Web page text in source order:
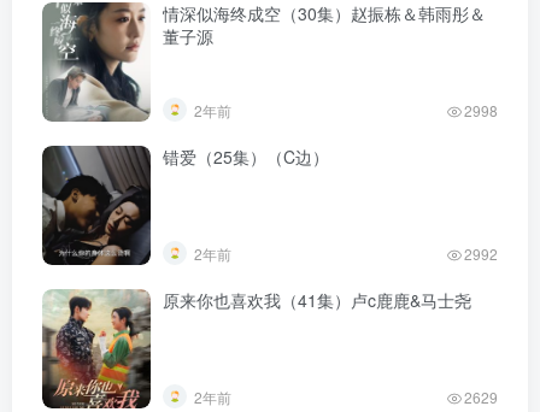
情深似海终成空（30集）赵振栋＆韩雨彤＆
董子源
2年前 2998
错爱（25集）（C边）
2年前 2992
原来你也喜欢我（41集）卢c鹿鹿&马士尧
2年前 2629